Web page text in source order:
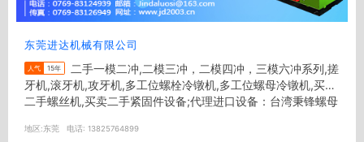
东莞进达机械有限公司
人气 15年
牙机,滚牙机,攻牙机,多工位螺栓冷镦机,多工位螺母冷镦机,买卖
二手螺丝机,买卖二手紧固件设备;代理进口设备：台湾秉锋螺母
地区:东莞 电话: 13825764899